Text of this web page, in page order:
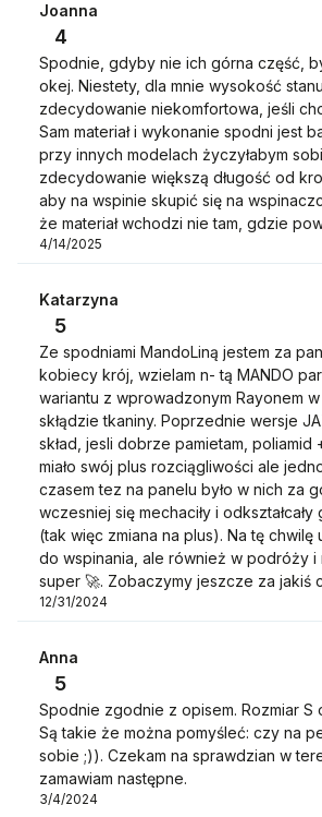
Joanna
4
Spodnie, gdyby nie ich górna część,
okej. Niestety, dla mnie wysokość
zdecydowanie niekomfortowa, jeśli
Sam materiał i wykonanie spodni jest
przy innych modelach życzyłabym
zdecydowanie większą długość od
aby na wspinie skupić się na
że materiał wchodzi nie tam, gdzie
4/14/2025
Katarzyna
5
Ze spodniami MandoLiną jestem za
kobiecy krój, wzielam n- tą MANDO
wariantu z wprowadzonym Rayonem
skłądzie tkaniny. Poprzednie wersje
skład, jesli dobrze pamietam, poliamid
miało swój plus rozciągliwości ale
czasem tez na panelu było w nich za
wczesniej się mechaciły i
(tak więc zmiana na plus). Na tę chwilę
do wspinania, ale również w podróży i
super 🚀. Zobaczymy jeszcze za jakiś
12/31/2024
Anna
5
Spodnie zgodnie z opisem. Rozmiar S
Są takie że można pomyśleć: czy na
sobie ;)). Czekam na sprawdzian w
zamawiam następne.
3/4/2024